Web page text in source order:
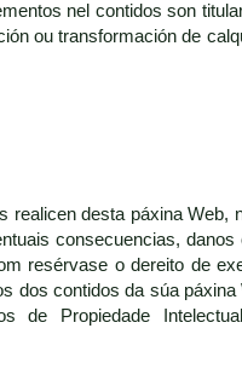
nel contidos son
ou transformación de
realicen desta páxina Web,
consecuencias,
resérvase o dereito de
dos contidos da súa páxina
de Propiedade